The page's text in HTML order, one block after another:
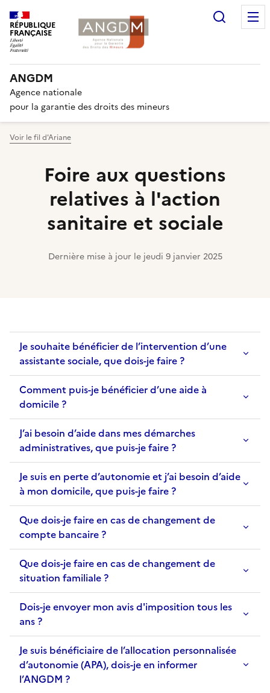
RÉPUBLIQUE
FRANÇAISE
ANGDM
Agence nationale
pour la garantie des droits des mineurs
Foire aux questions
relatives à l'action
sanitaire et sociale
Dernière mise à jour le jeudi 9 janvier 2025
Voir le fil d'Ariane
Je souhaite bénéficier de l’intervention d’une
assistante sociale, que dois-je faire ?
Comment puis-je bénéficier d’une aide à
domicile ?
J’ai besoin d’aide dans mes démarches
administratives, que puis-je faire ?
Je suis en perte d’autonomie et j’ai besoin d’aide
à mon domicile, que puis-je faire ?
Que dois-je faire en cas de changement de
compte bancaire ?
Que dois-je faire en cas de changement de
situation familiale ?
Dois-je envoyer mon avis d'imposition tous les
ans ?
Je suis bénéficiaire de l’allocation personnalisée
d’autonomie (APA), dois-je en informer
l’ANGDM ?